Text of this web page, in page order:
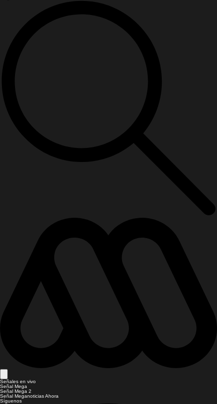
Señales en vivo
Señal Mega
Señal Mega 2
Señal Meganoticias Ahora
Síguenos